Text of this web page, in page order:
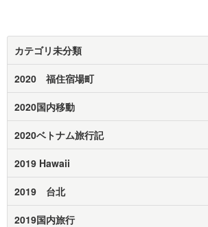
カテゴリ未分類
2020 福住宿場町
2020国内移動
2020ベトナム旅行記
2019 Hawaii
2019 台北
2019国内旅行